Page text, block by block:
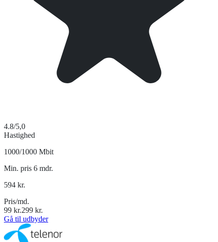
4.8/5,0
Hastighed
1000/1000 Mbit
Min. pris 6 mdr.
594 kr.
Pris/md.
99 kr.299 kr.
Gå til udbyder